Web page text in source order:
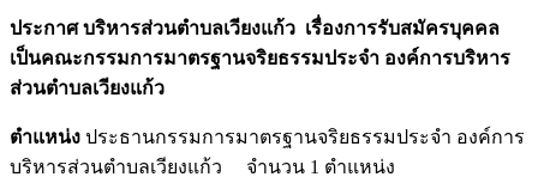
ประกาศ บริหารส่วนตำบลเวียงแก้ว เรื่องการรับสมัครบุคคล
เป็นคณะกรรมการมาตรฐานจริยธรรมประจำ องค์การบริหาร
ส่วนตำบลเวียงแก้ว
ตำแหน่ง ประธานกรรมการมาตรฐานจริยธรรมประจำ องค์การ
บริหารส่วนตำบลเวียงแก้ว จำนวน 1 ตำแหน่ง